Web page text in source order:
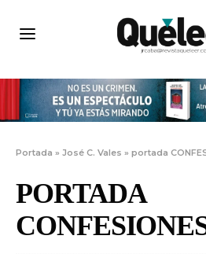
Portada »José C. Vales »portada
PORTADA